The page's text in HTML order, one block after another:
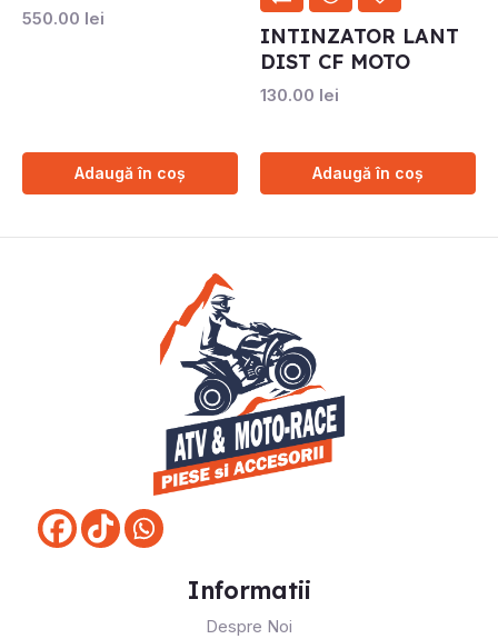
550.00 lei
Adaugă în coș
INTINZATOR LANT
DIST CF MOTO
130.00 lei
Adaugă în coș
Informatii
Despre Noi